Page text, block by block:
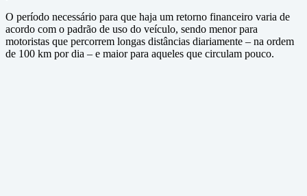
O período necessário para que haja um retorno financeiro varia de
acordo com o padrão de uso do veículo, sendo menor para
motoristas que percorrem longas distâncias diariamente – na ordem
de 100 km por dia – e maior para aqueles que circulam pouco.